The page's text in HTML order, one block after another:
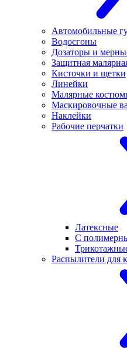
Автомобильные
Водосгоны
Дозаторы и
Защитная
Кисточки и щетки
Линейки
Малярные
Маскировочные
Наклейки
Рабочие перчатки
Латексные
С
Распылители для